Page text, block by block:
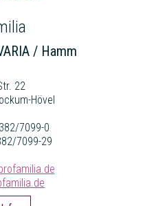
/ Hamm
22
Hövel
7099-0
7099-29